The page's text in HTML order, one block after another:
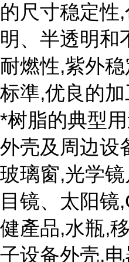
的尺寸稳定性
明、半透明和
耐燃性,紫外
标準,优良的
*树脂的典型
外壳及周边设
玻璃窗,光学
目镜、太阳镜
健產品,水瓶,
子设备外壳,电